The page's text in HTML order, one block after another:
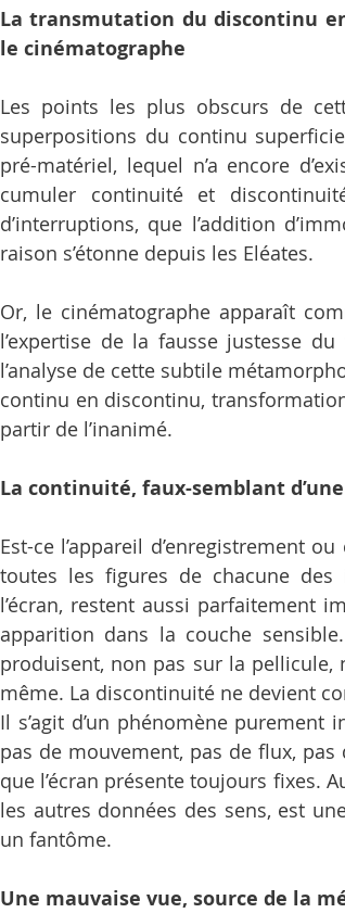
La transmutation du discontinu
le cinématographe
Les points les plus obscurs de
superpositions du continu
pré-matériel, lequel n’a encore
cumuler continuité et
d’interruptions, que l’addition
raison s’étonne depuis les Eléates.
Or, le cinématographe apparaît
l’expertise de la fausse justesse
l’analyse de cette subtile
continu en discontinu,
partir de l’inanimé.
La continuité, faux-semblant
Est-ce l’appareil d’enregistrement
toutes les figures de chacune des
l’écran, restent aussi parfaitement
apparition dans la couche
produisent, non pas sur la pellicule,
même. La discontinuité ne devient
Il s’agit d’un phénomène purement
pas de mouvement, pas de flux,
que l’écran présente toujours fixes.
les autres données des sens, est
un fantôme.
Une mauvaise vue, source de la